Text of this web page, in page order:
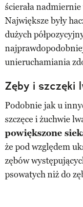
ścierała
Największe były
dużych
unieruchamiania
Zęby i szczęki
Podobnie jak u
szczęce i żuchwie
powiększone
że pod względem
zębów
psowatych niż do